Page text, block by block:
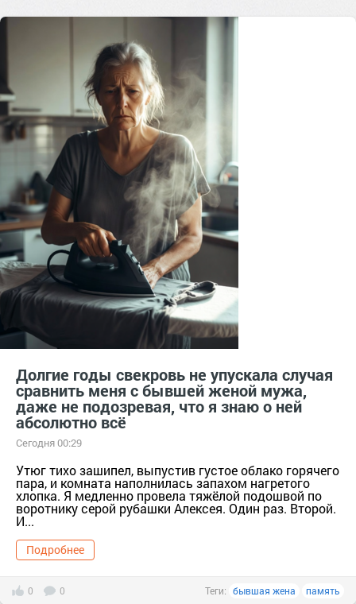
Долгие годы свекровь не упускала случая
сравнить меня с бывшей женой мужа,
даже не подозревая, что я знаю о ней
абсолютно всё
Сегодня 00:29
Утюг тихо зашипел, выпустив густое облако горячего
пара, и комната наполнилась запахом нагретого
хлопка. Я медленно провела тяжёлой подошвой по
воротнику серой рубашки Алексея. Один раз. Второй.
И...
Подробнее
0 0 Теги: бывшая жена память